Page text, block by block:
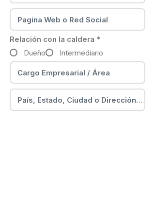
Relación con la caldera *
Dueño
Intermediario